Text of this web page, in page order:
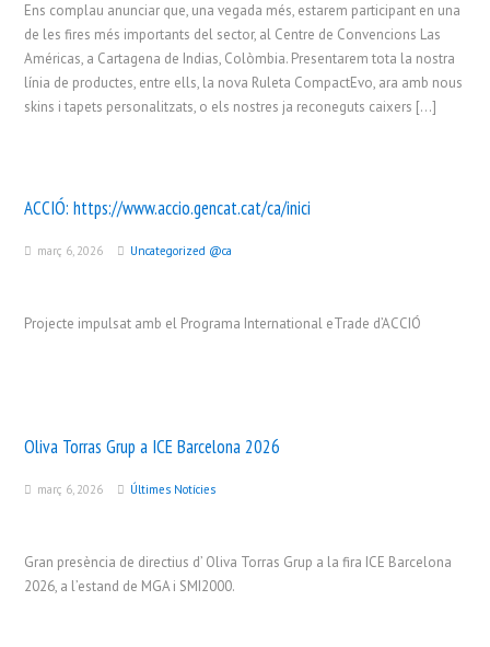
Ens complau anunciar que, una vegada més, estarem participant en una
de les fires més importants del sector, al Centre de Convencions Las
Américas, a Cartagena de Indias, Colòmbia. Presentarem tota la nostra
línia de productes, entre ells, la nova Ruleta CompactEvo, ara amb nous
skins i tapets personalitzats, o els nostres ja reconeguts caixers […]
ACCIÓ:https://www.accio.gencat.cat/ca/inici
març 6, 2026 Uncategorized @ca
Projecte impulsat amb el Programa International eTrade d’ACCIÓ
Oliva Torras Grup a ICE Barcelona 2026
març 6, 2026 Últimes Notícies
Gran presència de directius d’ Oliva Torras Grup a la fira ICE Barcelona
2026, a l’estand de MGA i SMI2000.